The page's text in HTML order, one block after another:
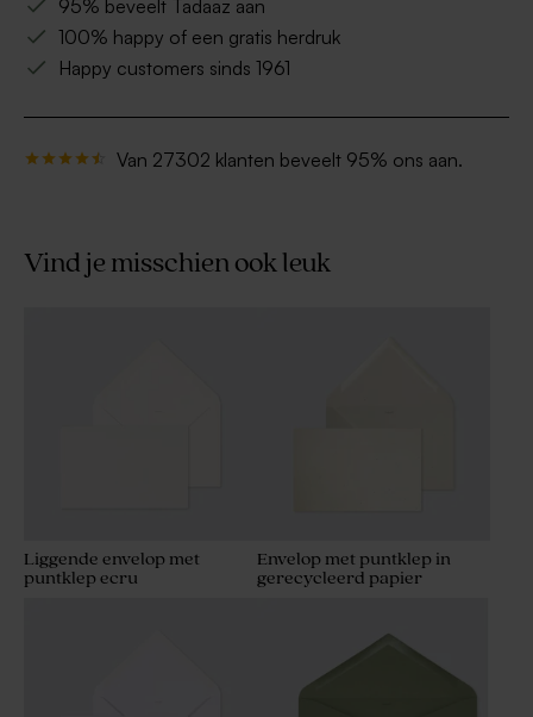
95% beveelt Tadaaz aan
100% happy of een gratis herdruk
Happy customers sinds 1961
Van 27302 klanten beveelt 95% ons aan.
Vind je misschien ook leuk
Liggende envelop met
puntklep ecru
Envelop met puntklep in
gerecycleerd papier